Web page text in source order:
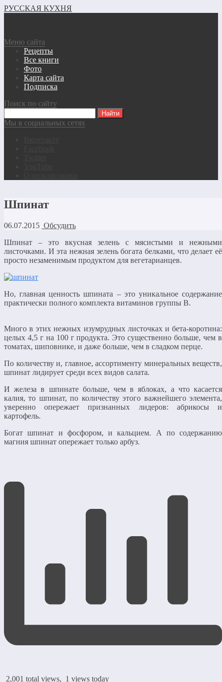
РУССКАЯ КУХНЯ
Меню сайта
Рецепты
Все книги
Фото
Карта сайта
Подписка
Поиск по сайту
Мы в социальных сетях
Шпинат
06.07.2015 Обсудить
Шпинат – это вкусная зелень с мясистыми и нежными
листочками. И эта нежная зелень богата белками, что делает её
просто незаменимым продуктом для вегетарианцев.
Но, главная ценность шпината – это уникальное содержание
практически полного комплекта витаминов группы В.
Много в этих нежных изумрудных листочках и бета-коротина:
целых 4,5 г на 100 г продукта. Это существенно больше, чем в
томатах, шиповнике, и даже больше, чем в сладком перце.
По количеству и, главное, ассортименту минеральных веществ,
шпинат лидирует среди всех видов салата.
И железа в шпинате больше, чем в яблоках, а что касается
калия, то шпинат, по количеству этого важнейшего элемента,
уверенно опережает признанных лидеров: абрикосы и
картофель.
Богат шпинат и фосфором, и кальцием. А по содержанию
магния шпинат опережает только арбуз.
2,001 total views, 1 views today